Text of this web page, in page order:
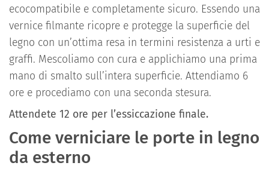
ecocompatibile e completamente sicuro. Essendo una
vernice filmante ricopre e protegge la superficie del
legno con un’ottima resa in termini resistenza a urti e
graffi. Mescoliamo con cura e applichiamo una prima
mano di smalto sull’intera superficie. Attendiamo 6
ore e procediamo con una seconda stesura.
Attendete 12 ore per l’essiccazione finale.
Come verniciare le porte in legno
da esterno